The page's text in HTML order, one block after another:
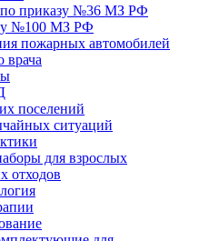
приказу №36 МЗ РФ
№100 МЗ РФ
пожарных автомобилей
врача
поселений
ситуаций
для взрослых
отходов